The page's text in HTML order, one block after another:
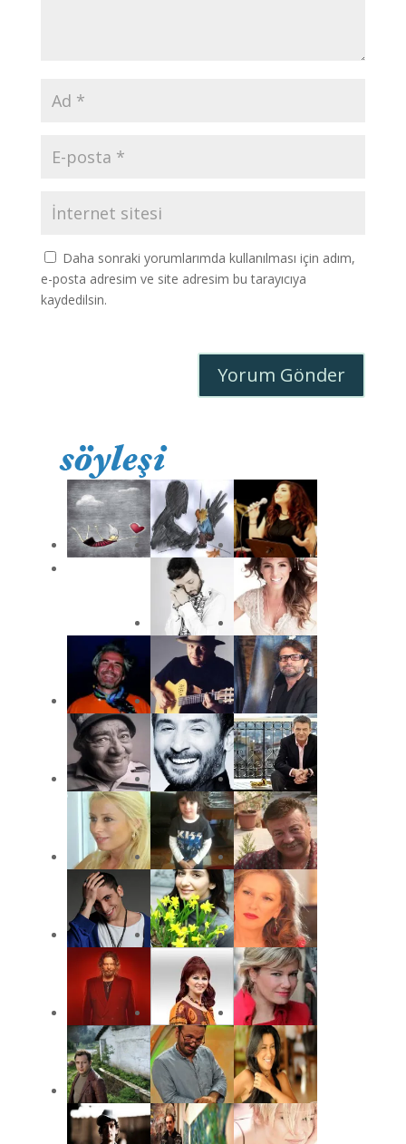
Daha sonraki yorumlarımda kullanılması için adım,
e-posta adresim ve site adresim bu tarayıcıya
kaydedilsin.